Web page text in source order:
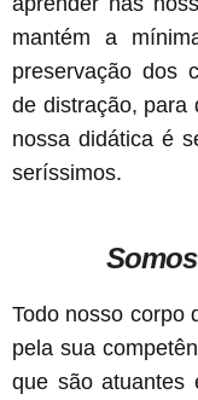
mantém a
preservação dos
de distração, para
nossa didática é
seríssimos.
Todo nosso corpo
pela sua
que são atuantes